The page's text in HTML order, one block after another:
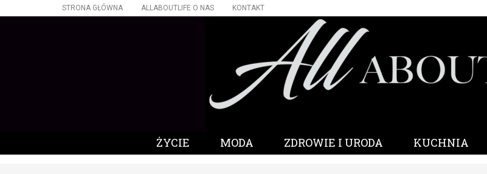
STRONA GŁÓWNA ALLABOUTLIFE O NAS KONTAKT
ŻYCIE MODA ZDROWIE I URODA KUCHNIA